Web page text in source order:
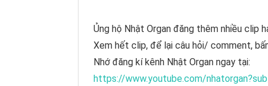
Ủng hộ Nhật Organ đăng thêm nhiều clip
Xem hết clip, để lại câu hỏi/ comment,
Nhớ đăng kí kênh Nhật Organ ngay tại:
https://www.youtube.com/